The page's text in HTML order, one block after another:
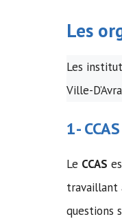
Les
Les
Ville-
1-CCAS
Le CCAS
travaillant
questions